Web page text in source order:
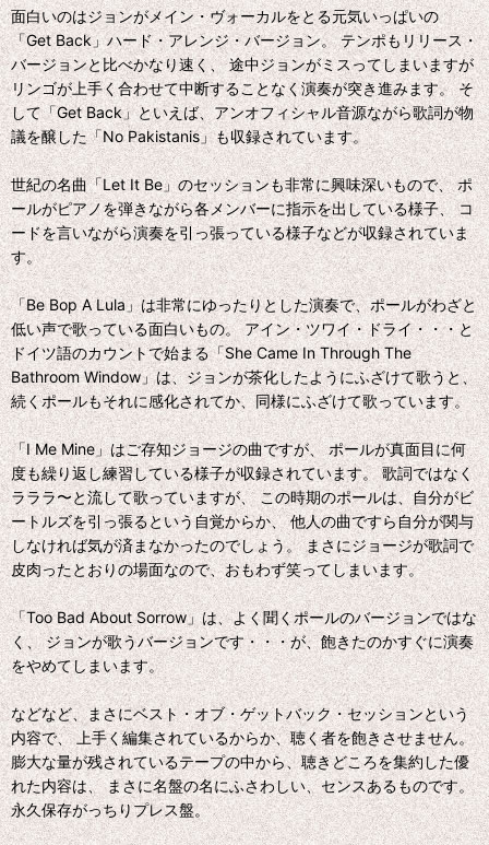
面白いのはジョンがメイン・ヴォーカルをとる元気いっぱいの
「Get Back」ハード・アレンジ・バージョン。 テンポもリリース・
バージョンと比べかなり速く、 途中ジョンがミスってしまいますが
リンゴが上手く合わせて中断することなく演奏が突き進みます。 そ
して「Get Back」といえば、アンオフィシャル音源ながら歌詞が物
議を醸した「No Pakistanis」も収録されています。
世紀の名曲「Let It Be」のセッションも非常に興味深いもので、 ポ
ールがピアノを弾きながら各メンバーに指示を出している様子、 コ
ードを言いながら演奏を引っ張っている様子などが収録されていま
す。
「Be Bop A Lula」は非常にゆったりとした演奏で、ポールがわざと
低い声で歌っている面白いもの。 アイン・ツワイ・ドライ・・・と
ドイツ語のカウントで始まる「She Came In Through The
Bathroom Window」は、ジョンが茶化したようにふざけて歌うと、
続くポールもそれに感化されてか、同様にふざけて歌っています。
「I Me Mine」はご存知ジョージの曲ですが、 ポールが真面目に何
度も繰り返し練習している様子が収録されています。 歌詞ではなく
ラララ〜と流して歌っていますが、 この時期のポールは、自分がビ
ートルズを引っ張るという自覚からか、 他人の曲ですら自分が関与
しなければ気が済まなかったのでしょう。 まさにジョージが歌詞で
皮肉ったとおりの場面なので、おもわず笑ってしまいます。
「Too Bad About Sorrow」は、よく聞くポールのバージョンではな
く、 ジョンが歌うバージョンです・・・が、飽きたのかすぐに演奏
をやめてしまいます。
などなど、まさにベスト・オブ・ゲットバック・セッションという
内容で、 上手く編集されているからか、聴く者を飽きさせません。
膨大な量が残されているテープの中から、聴きどころを集約した優
れた内容は、 まさに名盤の名にふさわしい、センスあるものです。
永久保存がっちりプレス盤。